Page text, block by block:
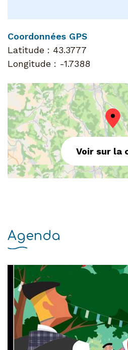
Coordonnées GPS
Latitude : 43.3777
Longitude : -1.7388
Voir sur la
Agenda